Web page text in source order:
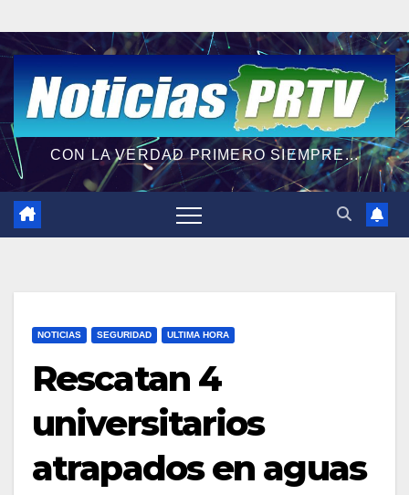
CON LA VERDAD PRIMERO SIEMPRE...
NOTICIAS SEGURIDAD ULTIMA HORA
Rescatan 4
universitarios
atrapados en aguas